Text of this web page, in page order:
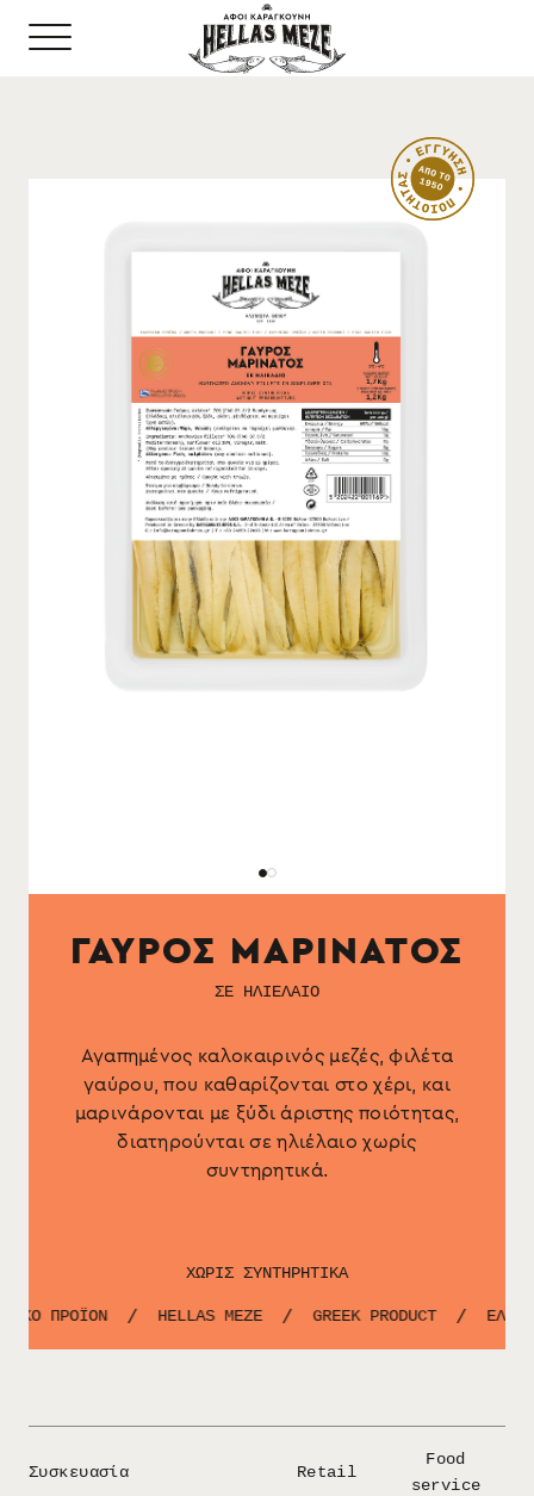
ΓΑΥΡΟΣ ΜΑΡΙΝΑΤΟΣ
ΣΕ ΗΛΙΕΛΑΙΟ
Αγαπημένος καλοκαιρινός μεζές, φιλέτα
γαύρου, που καθαρίζονται στο χέρι, και
μαρινάρονται με ξύδι άριστης ποιότητας,
διατηρούνται σε ηλιέλαιο χωρίς
συντηρητικά.
ΧΩΡΙΣ ΣΥΝΤΗΡΗΤΙΚΑ
ΠΡΟΪΟΝ / HELLAS MEZE / GREEK PRODUCT /
Συσκευασία Retail
Food
service